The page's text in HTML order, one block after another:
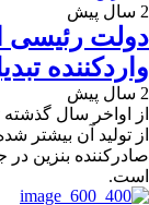
2 سال پیش
دولت رئیسی
واردکننده
2 سال پیش
از اواخر سال
از تولید آن بیشتر
صادرکننده بنزین
است.